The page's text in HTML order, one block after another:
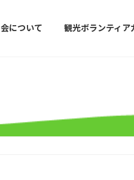
会について 観光ボランティア